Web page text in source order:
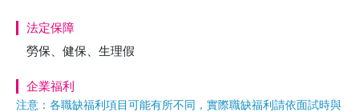
法定保障
勞保、健保、生理假
企業福利
注意：各職缺福利項目可能有所不同，實際職缺福利請依面試時與